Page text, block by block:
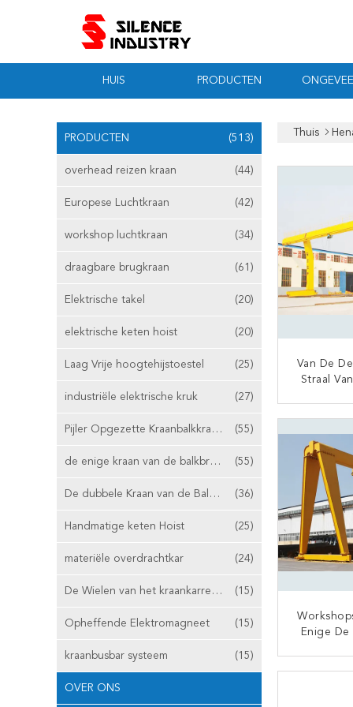
HUIS PRODUCTEN
PRODUCTEN (513)
overhead reizen kraan (44)
Europese Luchtkraan (42)
workshop luchtkraan (34)
draagbare brugkraan (61)
Elektrische takel (20)
elektrische keten hoist (20)
Laag Vrije hoogtehijstoestel (25)
industriële elektrische kruk (27)
Pijler Opgezette Kraanbalkkraan (55)
de enige kraan van de balkbrug (55)
De dubbele Kraan van de Balkbrug (36)
Handmatige keten Hoist (25)
materiële overdrachtkar (24)
De Wielen van het kraankarretje (15)
Opheffende Elektromagneet (15)
kraanbusbar systeem (15)
OVER ONS
Thuis
Van De
Straal
Enige De